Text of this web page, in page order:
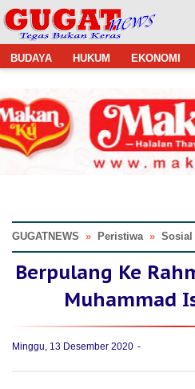
BUDAYA HUKUM EKONOMI
GUGATNEWS » Peristiwa » Sosial
Berpulang Ke
Muhammad
Minggu, 13 Desember 2020